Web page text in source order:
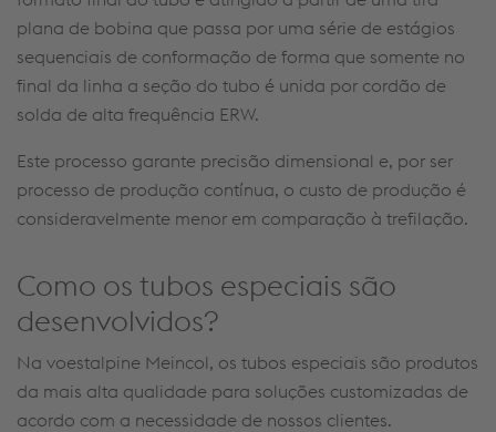
plana de bobina que passa por uma série de estágios
sequenciais de conformação de forma que somente no
final da linha a seção do tubo é unida por cordão de
solda de alta frequência ERW.
Este processo garante precisão dimensional e, por ser
processo de produção contínua, o custo de produção é
consideravelmente menor em comparação à trefilação.
Como os tubos especiais são
desenvolvidos?
Na voestalpine Meincol, os tubos especiais são produtos
da mais alta qualidade para soluções customizadas de
acordo com a necessidade de nossos clientes.